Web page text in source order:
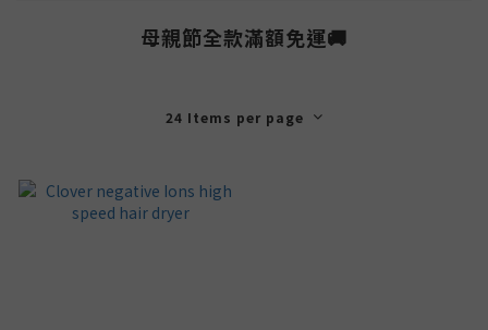
母親節全款滿額免運🚚
24 Items per page